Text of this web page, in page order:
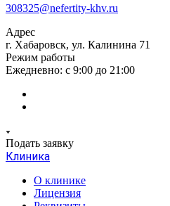
308325@nefertity-khv.ru
Адрес
г. Хабаровск, ул. Калинина 71
Режим работы
Ежедневно: с 9:00 до 21:00
Подать заявку
Клиника
О клинике
Лицензия